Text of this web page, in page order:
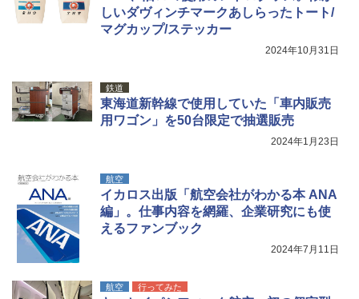
ATCW-150B エクルベージュ
保護 日光可読lcd 7種類ノズル付き
しいダヴィンチマークあしらったトート/
マグカップ/ステッカー
2024年10月31日
鉄道
東海道新幹線で使用していた「車内販売
用ワゴン」を50台限定で抽選販売
2024年1月23日
航空
イカロス出版「航空会社がわかる本 ANA
編」。仕事内容を網羅、企業研究にも使
えるファンブック
2024年7月11日
航空 行ってみた